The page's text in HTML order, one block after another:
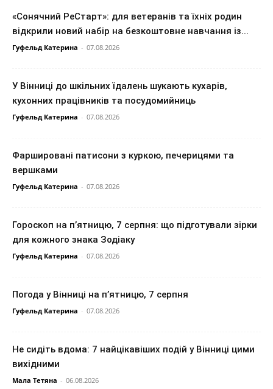
«Сонячний РеСтарт»: для ветеранів та їхніх родин
відкрили новий набір на безкоштовне навчання із...
Гуфельд Катерина - 07.08.2026
У Вінниці до шкільних їдалень шукають кухарів,
кухонних працівників та посудомийниць
Гуфельд Катерина - 07.08.2026
Фаршировані патисони з куркою, печерицями та
вершками
Гуфельд Катерина - 07.08.2026
Гороскоп на п’ятницю, 7 серпня: що підготували зірки
для кожного знака Зодіаку
Гуфельд Катерина - 07.08.2026
Погода у Вінниці на п’ятницю, 7 серпня
Гуфельд Катерина - 07.08.2026
Не сидіть вдома: 7 найцікавіших подій у Вінниці цими
вихідними
Мала Тетяна - 06.08.2026